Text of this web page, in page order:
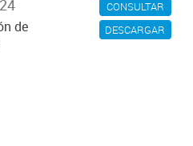
CONSULTAR
DESCARGAR
de